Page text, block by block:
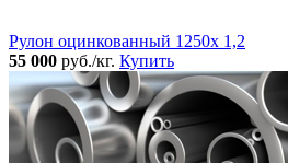
Рулон оцинкованный 1250х 1,2
55 000 руб./кг. Купить